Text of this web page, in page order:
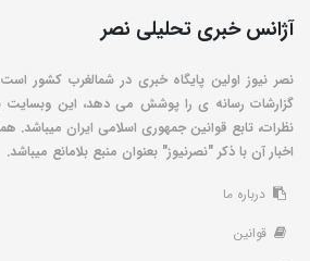
آژانس خبری تحلیلی نصر
نصر نیوز اولین پایگاه خبری در شمالغرب کشور
گزارشات رسانه ی را پوشش می دهد، این وبسایت
نظرات، تابع قوانین جمهوری اسلامی ایران میباشد.
اخبار آن با ذکر "نصرنیوز" بعنوان منبع بلامانع میباشد.
درباره ما
قوانین